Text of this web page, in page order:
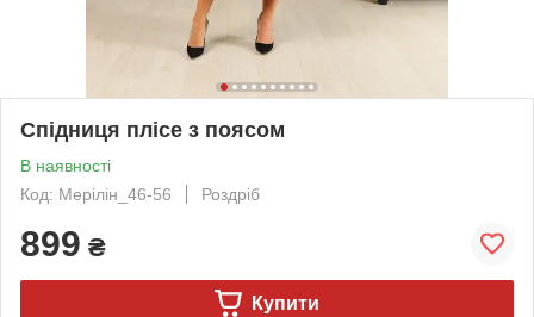
Спідниця плісе з поясом
В наявності
Код: Мерілін_46-56
Роздріб
899 ₴
Купити